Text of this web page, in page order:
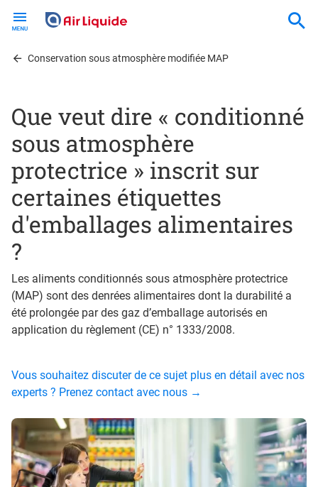
contentConservation sous atmosphère modifiée MAP
Que veut dire « conditionné
sous atmosphère
protectrice » inscrit sur
certaines étiquettes
d'emballages alimentaires
?
Les aliments conditionnés sous atmosphère protectrice
(MAP) sont des denrées alimentaires dont la durabilité a
été prolongée par des gaz d’emballage autorisés en
application du règlement (CE) n° 1333/2008.
Vous souhaitez discuter de ce sujet plus en détail avec nos
experts ? Prenez contact avec nous →